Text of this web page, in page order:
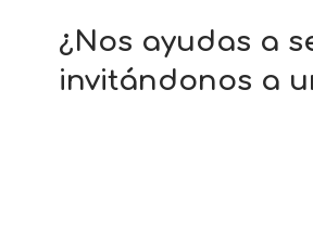
¿Nos ayudas a
invitándonos a